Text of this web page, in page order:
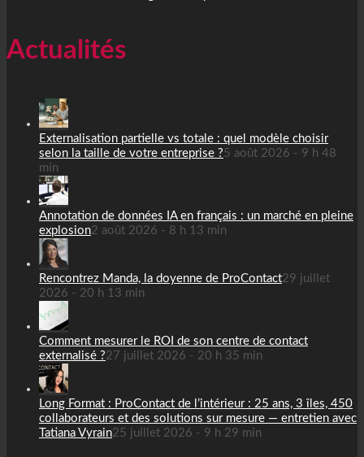
Actualités
Externalisation partielle vs totale : quel modèle choisir
selon la taille de votre entreprise ?5 août 2026 - 9 h 48
min
Annotation de données IA en français : un marché en pleine
explosion2 août 2026 - 8 h 13 min
Rencontrez Manda, la doyenne de ProContact29 juillet
2026 - 20 h 13 min
Comment mesurer le ROI de son centre de contact
externalisé ?27 juillet 2026 - 20 h 35 min
Long Format : ProContact de l’intérieur : 25 ans, 3 îles, 450
collaborateurs et des solutions sur mesure — entretien avec
Tatiana Vyrain25 juillet 2026 - 9 h 29 min